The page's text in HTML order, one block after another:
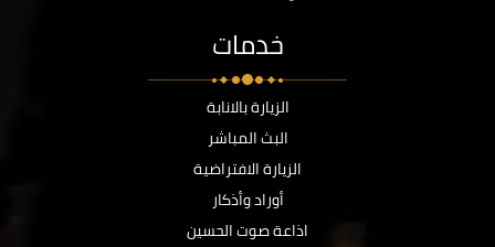
خدمات
الزيارة بالانابة
البث المباشر
الزيارة الافتراضية
أوراد وأذكار
اذاعة صوت الحسين